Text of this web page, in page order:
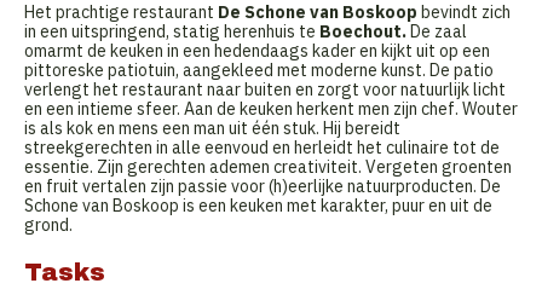
Het prachtige restaurant De Schone van Boskoop bevindt zich
in een uitspringend, statig herenhuis te Boechout.De zaal
omarmt de keuken in een hedendaags kader en kijkt uit op een
pittoreske patiotuin, aangekleed met moderne kunst. De patio
verlengt het restaurant naar buiten en zorgt voor natuurlijk licht
en een intieme sfeer. Aan de keuken herkent men zijn chef. Wouter
is als kok en mens een man uit één stuk. Hij bereidt
streekgerechten in alle eenvoud en herleidt het culinaire tot de
essentie. Zijn gerechten ademen creativiteit. Vergeten groenten
en fruit vertalen zijn passie voor (h)eerlijke natuurproducten. De
Schone van Boskoop is een keuken met karakter, puur en uit de
grond.
Tasks